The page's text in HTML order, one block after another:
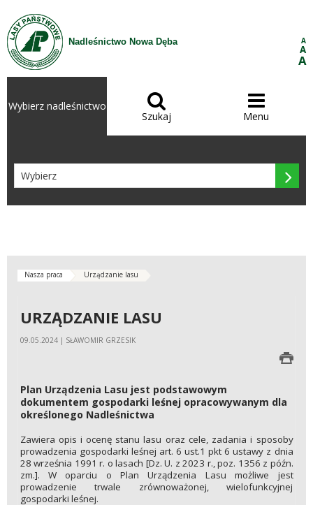
Przejdź do treści
Nadleśnictwo Nowa Dęba A
A
A
Wybierz nadleśnictwo 
Szukaj

Menu

Nasza praca Urządzanie lasu
URZĄDZANIE LASU
09.05.2024 | SŁAWOMIR GRZESIK
Plan Urządzenia Lasu jest podstawowym
dokumentem gospodarki leśnej opracowywanym dla
określonego Nadleśnictwa
Zawiera opis i ocenę stanu lasu oraz cele, zadania i sposoby
prowadzenia gospodarki leśnej art. 6 ust.1 pkt 6 ustawy z dnia
28 września 1991 r. o lasach [Dz. U. z 2023 r., poz. 1356 z późn.
zm.]. W oparciu o Plan Urządzenia Lasu możliwe jest
prowadzenie trwale zrównoważonej, wielofunkcyjnej
gospodarki leśnej.